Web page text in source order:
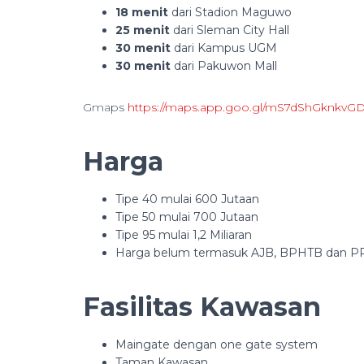
18 menit dari Stadion Maguwo
25 menit dari Sleman City Hall
30 menit dari Kampus UGM
30 menit dari Pakuwon Mall
Gmaps https://maps.app.goo.gl/
Harga
Tipe 40 mulai 600 Jutaan
Tipe 50 mulai 700 Jutaan
Tipe 95 mulai 1,2 Miliaran
Harga belum termasuk AJB, BPHTB dan
Fasilitas Kawasan
Maingate dengan one gate system